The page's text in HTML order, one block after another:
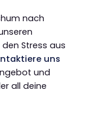
nach
Stress aus
uns
und
all deine